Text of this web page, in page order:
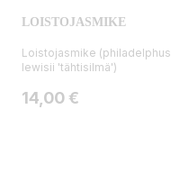
LOISTOJASMIKE
Loistojasmike (philadelphus
lewisii 'tähtisilmä')
Hinta
14,00 €